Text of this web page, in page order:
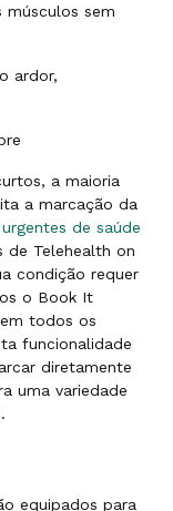
sem
ardor,
a maioria
a marcação da
de saúde
de Telehealth on
condição requer
o Book It
todos os
funcionalidade
diretamente
uma variedade
equipados para